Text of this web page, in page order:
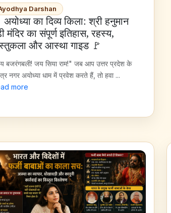
Darshan
अयोध्या का दिव्य किला: श्री हनुमान
मंदिर का संपूर्ण इतिहास, रहस्य,
और आस्था गाइड 🚩
बजरंगबली! जय सिया राम!" जब आप उत्तर प्रदेश के
नगर अयोध्या धाम में प्रवेश करते हैं, तो हवा ...
more